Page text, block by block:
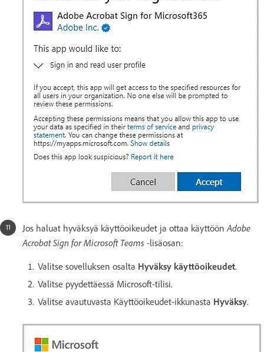
Jos haluat hyväksyä käyttöoikeudet ja ottaa käyttöön Adobe
Acrobat Sign for Microsoft Teams -lisäosan:
Valitse sovelluksen osalta Hyväksy käyttöoikeudet.
Valitse pyydettäessä Microsoft-tilisi.
Valitse avautuvasta Käyttöoikeudet-ikkunasta Hyväksy.